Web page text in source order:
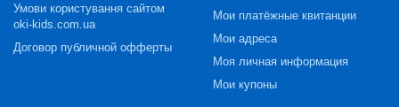
Умови користування сайтом
oki-kids.com.ua
Договор публичной офферты
Мои платёжные квитанции
Мои адреса
Моя личная информация
Мои купоны